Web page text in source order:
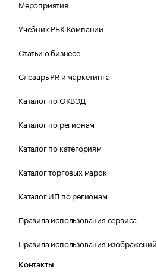
Мероприятия
Учебник РБК Компании
Статьи о бизнесе
Словарь PR и маркетинга
Каталог по ОКВЭД
Каталог по регионам
Каталог по категориям
Каталог торговых марок
Каталог ИП по регионам
Правила использования сервиса
Правила использования изображений
Контакты